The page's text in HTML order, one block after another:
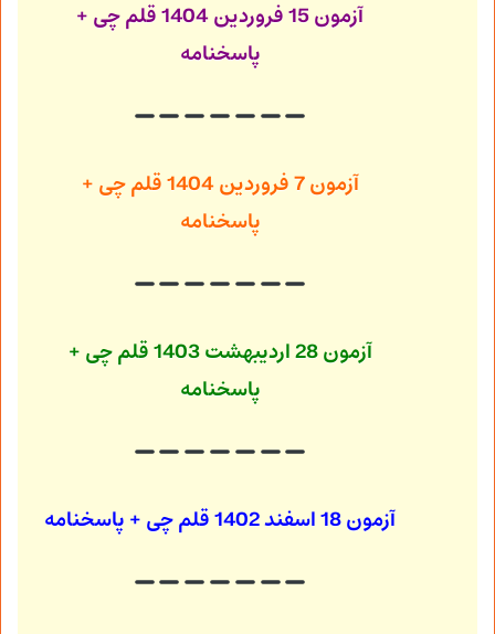
آزمون 15 فروردین 1404
قلم چی +
پاسخنامه
آزمون 7 فروردین 1404
قلم چی +
پاسخنامه
آزمون 28 اردیبهشت 1403
قلم چی +
پاسخنامه
آزمون 18 اسفند 1402 قلم چی + پاسخنامه